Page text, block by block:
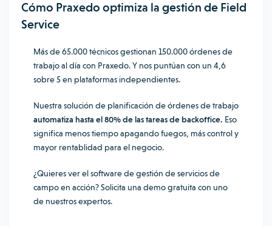
Cómo Praxedo optimiza la gestión de Field
Service
Más de 65.000 técnicos gestionan 150.000 órdenes de
trabajo al día con Praxedo. Y nos puntúan con un 4,6
sobre 5 en plataformas independientes.
Nuestra solución de planificación de órdenes de trabajo
automatiza hasta el 80% de las tareas de backoffice. Eso
significa menos tiempo apagando fuegos, más control y
mayor rentablidad para el negocio.
¿Quieres ver el software de gestión de servicios de
campo en acción? Solicita una demo gratuita con uno
de nuestros expertos.